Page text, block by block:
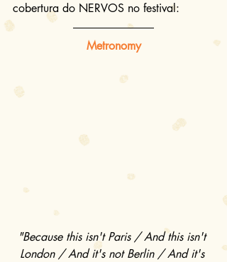
cobertura do NERVOS no festival:
Metronomy
"Because this isn't Paris / And this isn't
London / And it's not Berlin / And it's